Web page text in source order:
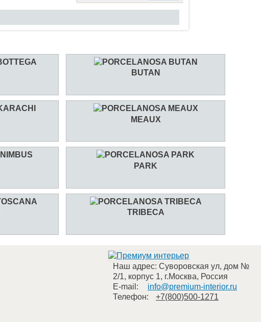
BUTAN
MEAUX
PARK
TRIBECA
Наш адрес: Суворовская ул, дом №
2/1, корпус 1, г.Москва, Россия
E-mail:
info@premium-interior.ru
Телефон:
+7(800)500-1271